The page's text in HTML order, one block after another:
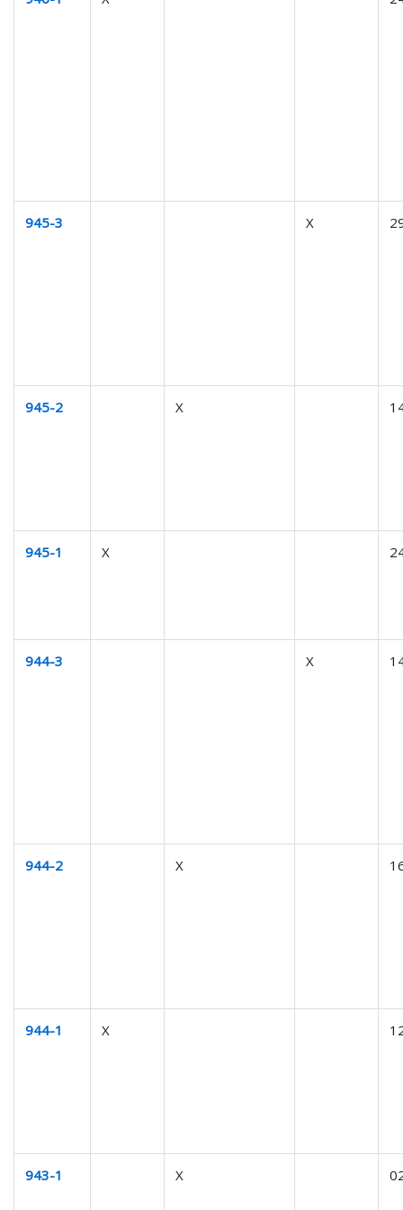
945-3 X
945-2 X
945-1 X
944-3 X
944-2 X
944-1 X
943-1 X